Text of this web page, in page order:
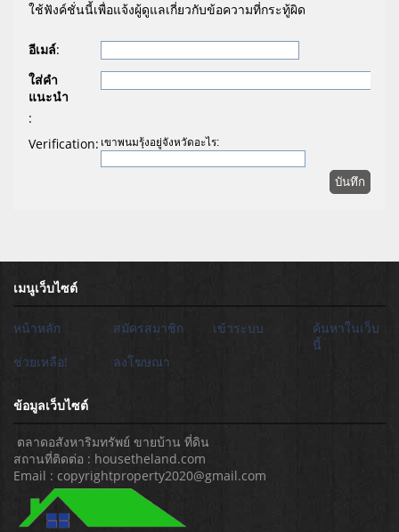
ใช้ฟังค์ชั่นนี้เพื่อแจ้งผู้ดูแลเกี่ยวกับข้อความที่กระทู้ผิด
อีเมล์:
ใส่คำ
แนะนำ
:
Verification: เขาพนมรุ้งอยู่จังหวัดอะไร:
เมนูเว็บไซต์
หน้าหลัก สมัครสมาชิก เข้าระบบ
ค้นหาในเว็บ
นี้
ช่วยเหลือ!
ลงโฆษณา
ข้อมูลเว็บไซต์
ตลาดอสังหาริมทรัพย์ ขายบ้าน ที่ดิน
สถานที่ติดต่อ : housetheland.com
Email : copyrightproperty2020@gmail.com